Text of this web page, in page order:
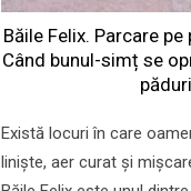
Băile Felix. Parcare
Când bunul-simț se
Există locuri în care
liniște, aer curat și